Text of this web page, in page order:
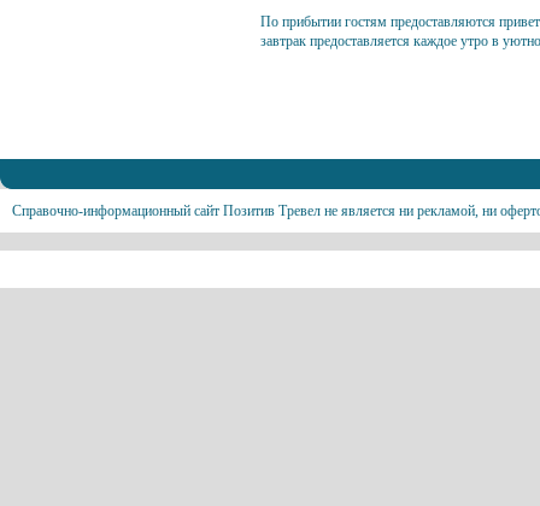
По прибытии гостям предоставляются
завтрак предоставляется каждое утро в
Справочно-информационный сайт Позитив Тревел не является ни рекламой, ни